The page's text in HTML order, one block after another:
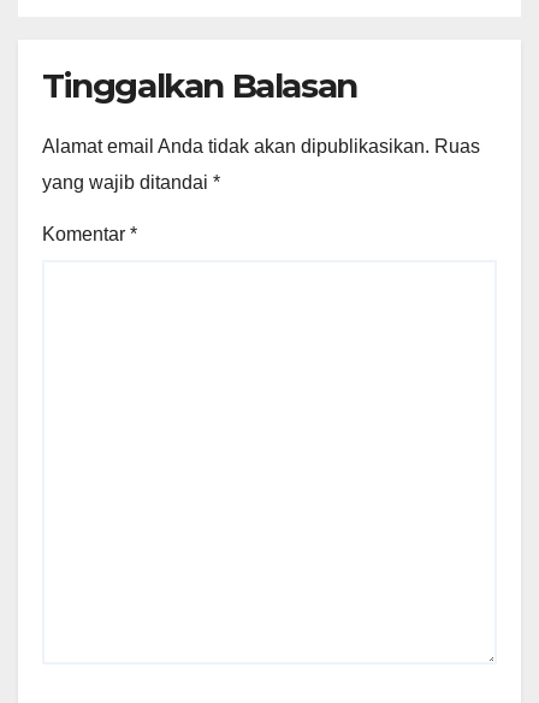
Tinggalkan Balasan
Alamat email Anda tidak akan dipublikasikan. Ruas
yang wajib ditandai *
Komentar *